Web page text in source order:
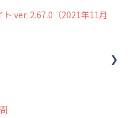
ト ver. 2.67.0（2021年11月